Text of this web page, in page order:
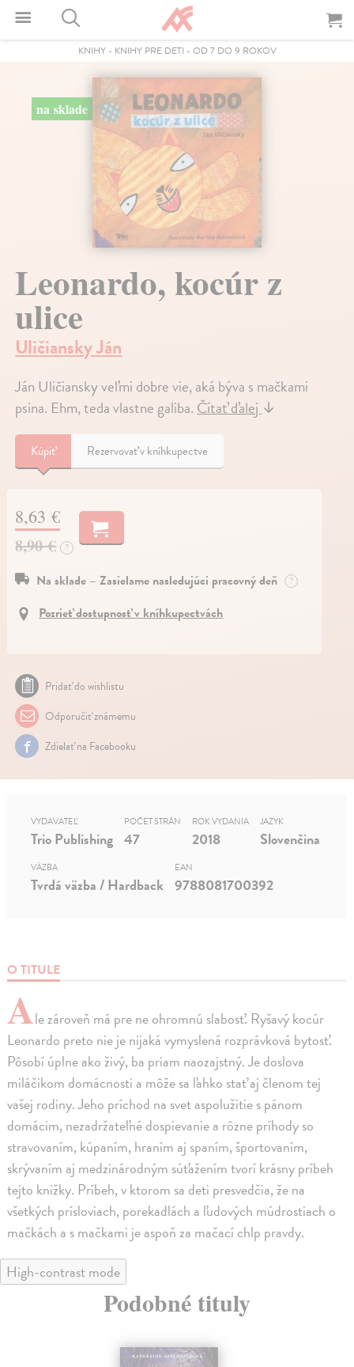
KNIHY- KNIHY PRE DETI - OD 7 DO 9 ROKOV
na sklade
Leonardo, kocúr z
ulice
Uličiansky Ján
Ján Uličiansky veľmi dobre vie, aká býva s mačkami
psina. Ehm, teda vlastne galiba. Čítať ďalej ↓
Kúpiť Rezervovať v kníhkupectve
8,63 €
8,90 € ?
Na sklade – Zasielame nasledujúci pracovný deň ?
Pozrieť dostupnosť v kníhkupectvách
Pridať do wishlistu
Odporučiť známemu
Zdielať na Facebooku
O TITULE
Ale zároveň má pre ne ohromnú slabosť. Ryšavý kocúr
Leonardo preto nie je nijaká vymyslená rozprávková bytosť.
Pôsobí úplne ako živý, ba priam naozajstný. Je doslova
miláčikom domácnosti a môže sa ľahko stať aj členom tej
vašej rodiny. Jeho príchod na svet aspolužitie s pánom
domácim, nezadržateľné dospievanie a rôzne príhody so
stravovaním, kúpaním, hraním aj spaním, športovaním,
skrývaním aj medzinárodným súťažením tvorí krásny príbeh
tejto knižky. Príbeh, v ktorom sa deti presvedčia, že na
všetkých prísloviach, porekadlách a ľudových múdrostiach o
mačkách a s mačkami je aspoň za mačací chlp pravdy.
VYDAVATEĽ
Trio Publishing
POČET STRÁN
47
ROK VYDANIA
2018
JAZYK
Slovenčina
VÄZBA
Tvrdá väzba / Hardback
EAN
9788081700392
High-contrast mode
Podobné tituly